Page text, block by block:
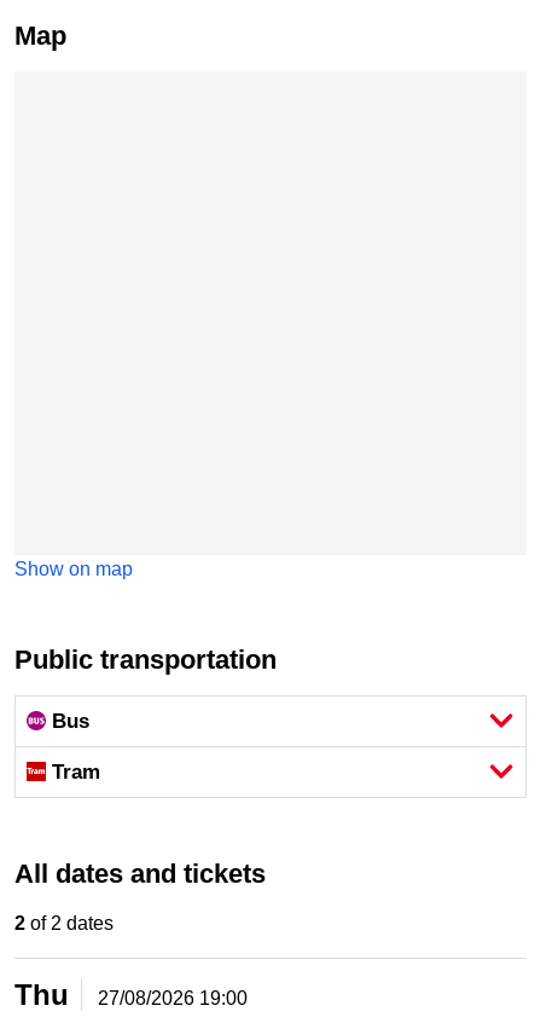
Map
Show on map
Public transportation
Bus
Tram
All dates and tickets
2 of 2 dates
Thu 27/08/2026 19:00